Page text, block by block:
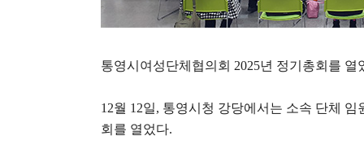
통영시여성단체협의회 2025년 정기총회를 열
12월 12일, 통영시청 강당에서는 소속 단체
회를 열었다.